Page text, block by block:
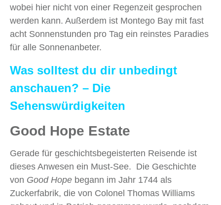
wobei hier nicht von einer Regenzeit gesprochen
werden kann. Außerdem ist Montego Bay mit fast
acht Sonnenstunden pro Tag ein reinstes Paradies
für alle Sonnenanbeter.
Was solltest du dir unbedingt
anschauen? – Die
Sehenswürdigkeiten
Good Hope Estate
Gerade für geschichtsbegeisterten Reisende ist
dieses Anwesen ein Must-See. Die Geschichte
von Good Hope begann im Jahr 1744 als
Zuckerfabrik, die von Colonel Thomas Williams